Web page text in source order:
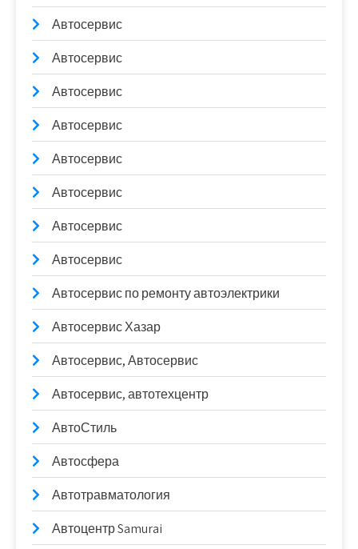
Автосервис
Автосервис
Автосервис
Автосервис
Автосервис
Автосервис
Автосервис
Автосервис
Автосервис по ремонту автоэлектрики
Автосервис Хазар
Автосервис, Автосервис
Автосервис, автотехцентр
АвтоСтиль
Автосфера
Автотравматология
Автоцентр Samurai